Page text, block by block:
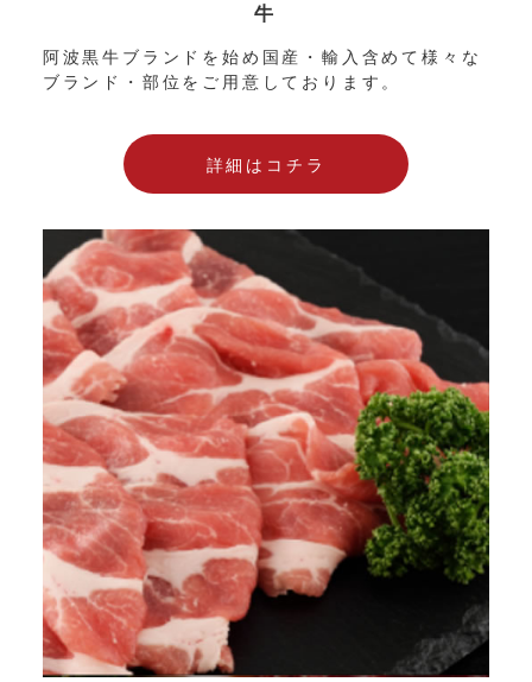
牛
阿波黒牛ブランドを始め国産・輸入含めて様々な
ブランド・部位をご用意しております。
詳細はコチラ